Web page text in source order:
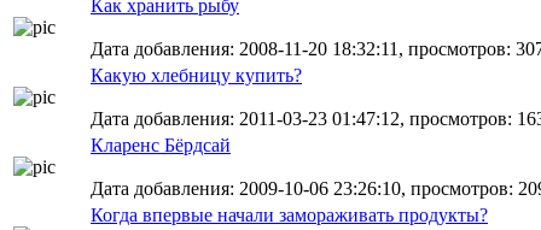
Как хранить рыбу
Дата добавления: 2008-11-20 18:32:11, просмотров:
Какую хлебницу купить?
Дата добавления: 2011-03-23 01:47:12, просмотров:
Кларенс Бёрдсай
Дата добавления: 2009-10-06 23:26:10, просмотров:
Когда впервые начали замораживать продукты?